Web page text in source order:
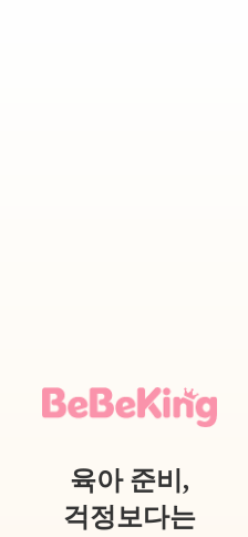
육아 준비,
걱정보다는